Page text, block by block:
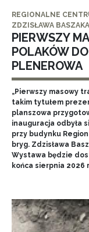
REGIONALNE
ZDZISŁAWA BASZAKA
PIERWSZY
POLAKÓW
PLENEROWA
„Pierwszy masowy
takim tytułem
planszowa
inauguracja odbyła
przy budynku
bryg. Zdzisława
Wystawa będzie
końca sierpnia 2026